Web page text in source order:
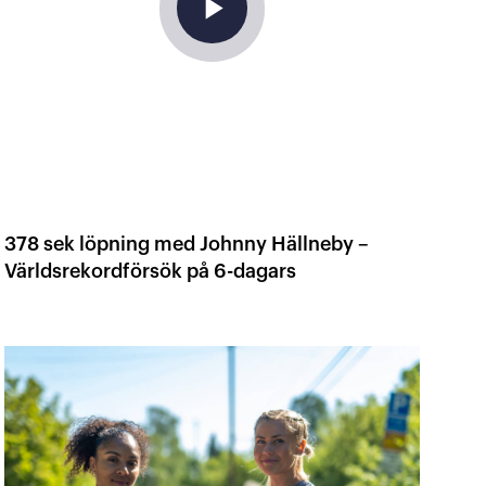
play_arrow
378 sek löpning med Johnny Hällneby –
Världsrekordförsök på 6-dagars